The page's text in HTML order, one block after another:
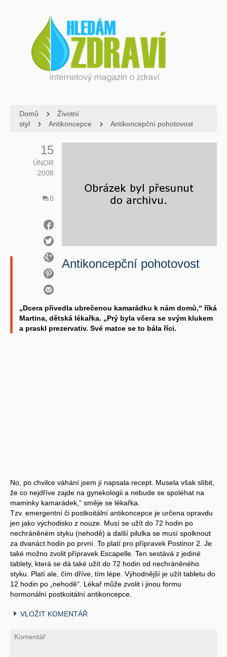
Domů
Životní
styl
Antikoncepce Antikoncepční pohotovost
15
ÚNOR
2008
0
Antikoncepční pohotovost
„Dcera přivedla ubrečenou kamarádku k nám domů,“ říká
Martina, dětská lékařka. „Prý byla včera se svým klukem
a praskl prezervativ. Své matce se to bála říci.
No, po chvilce váhání jsem jí napsala recept. Musela však slíbit,
že co nejdříve zajde na gynekologii a nebude se spoléhat na
maminky kamarádek,“ směje se lékařka.
Tzv. emergentní či postkoitální antikoncepce je určena opravdu
jen jako východisko z nouze. Musí se užít do 72 hodin po
nechráněném styku (nehodě) a další pilulka se musí spolknout
za dvanáct hodin po první. To platí pro přípravek Postinor 2. Je
také možno zvolit přípravek Escapelle. Ten sestává z jediné
tablety, která se dá také užít do 72 hodin od nechráněného
styku. Platí ale, čím dříve, tím lépe. Výhodnější je užít tabletu do
12 hodin po „nehodě“. Lékař může zvolit i jinou formu
hormonální postkoitální antikoncepce.
VLOŽIT KOMENTÁŘ